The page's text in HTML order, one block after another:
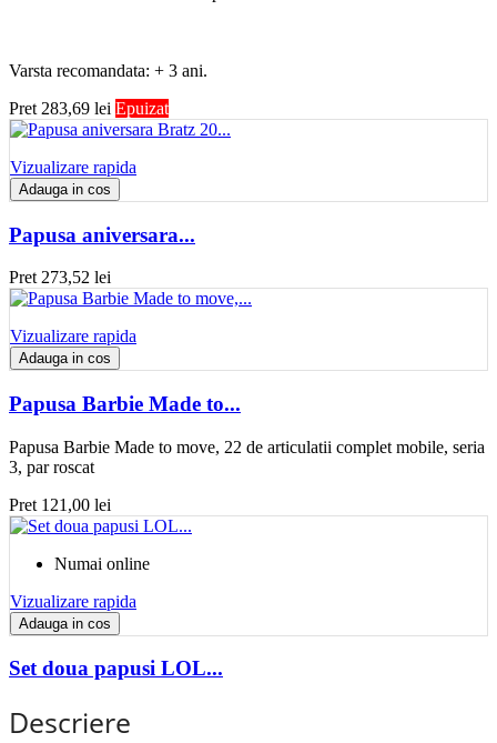
Varsta recomandata: + 3 ani.
Pret 283,69 lei Epuizat
Vizualizare rapida
Adauga in cos
Papusa aniversara...
Pret 273,52 lei
Vizualizare rapida
Adauga in cos
Papusa Barbie Made to...
Papusa Barbie Made to move, 22 de articulatii complet mobile, seria
3, par roscat
Pret 121,00 lei
Numai online
Vizualizare rapida
Adauga in cos
Set doua papusi LOL...
Descriere